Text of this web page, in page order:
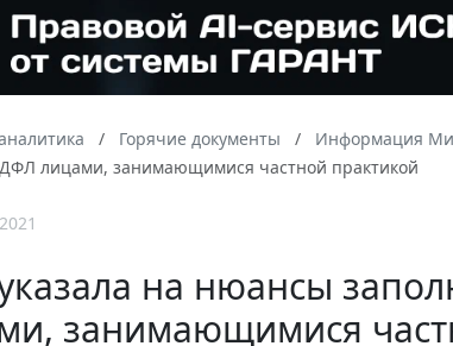
Горячие документы Информация
лицами, занимающимися частной практикой
на нюансы
занимающимися